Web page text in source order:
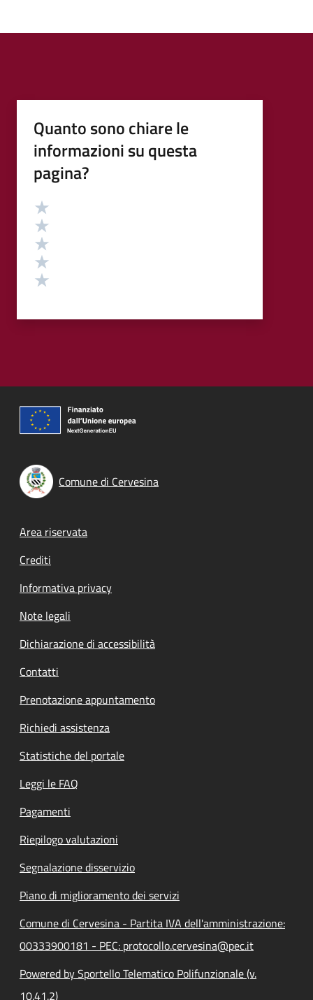
Quanto sono chiare le
informazioni su questa
pagina?
Valutazione
Comune di Cervesina
Footer menu
Area riservata
Crediti
Informativa privacy
Note legali
Dichiarazione di accessibilità
Contatti
Prenotazione appuntamento
Richiedi assistenza
Statistiche del portale
Leggi le FAQ
Pagamenti
Riepilogo valutazioni
Segnalazione disservizio
Piano di miglioramento dei servizi
Comune di Cervesina - Partita IVA dell'amministrazione:
00333900181 - PEC: protocollo.cervesina@pec.it
Powered by Sportello Telematico Polifunzionale (v.
10.41.2)